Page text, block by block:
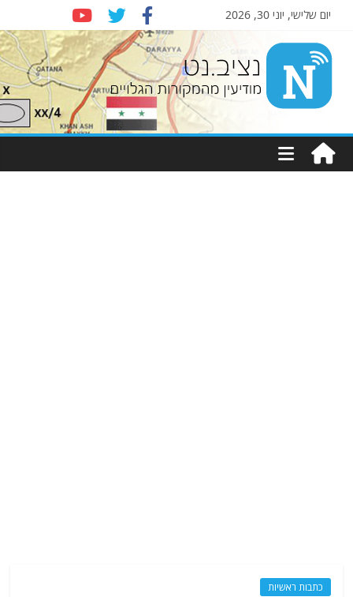
יום שלישי, יוני 30, 2026
Nziv.net
מודיעין
מהמקורות
כתבות ראשיות